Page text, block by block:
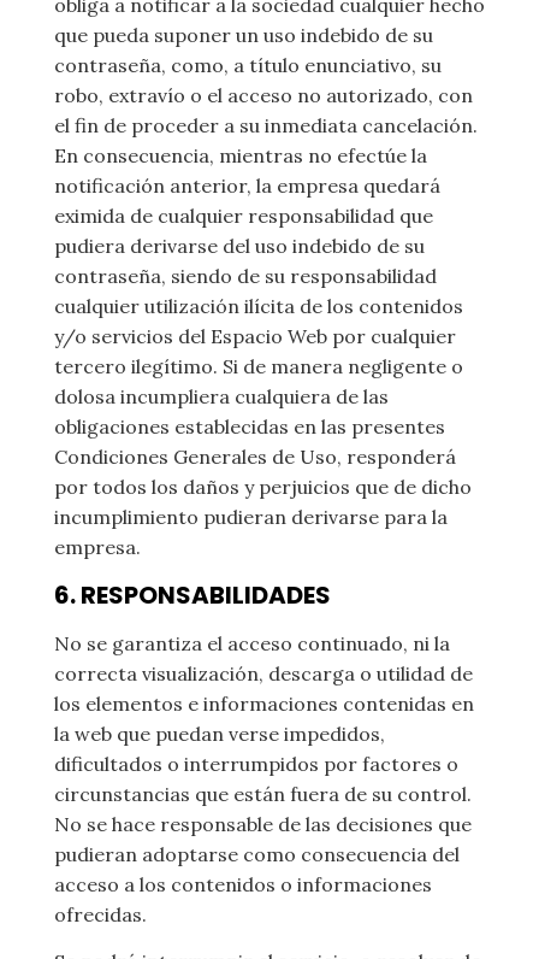
obliga a notificar a la sociedad cualquier hecho
que pueda suponer un uso indebido de su
contraseña, como, a título enunciativo, su
robo, extravío o el acceso no autorizado, con
el fin de proceder a su inmediata cancelación.
En consecuencia, mientras no efectúe la
notificación anterior, la empresa quedará
eximida de cualquier responsabilidad que
pudiera derivarse del uso indebido de su
contraseña, siendo de su responsabilidad
cualquier utilización ilícita de los contenidos
y/o servicios del Espacio Web por cualquier
tercero ilegítimo. Si de manera negligente o
dolosa incumpliera cualquiera de las
obligaciones establecidas en las presentes
Condiciones Generales de Uso, responderá
por todos los daños y perjuicios que de dicho
incumplimiento pudieran derivarse para la
empresa.
6. RESPONSABILIDADES
No se garantiza el acceso continuado, ni la
correcta visualización, descarga o utilidad de
los elementos e informaciones contenidas en
la web que puedan verse impedidos,
dificultados o interrumpidos por factores o
circunstancias que están fuera de su control.
No se hace responsable de las decisiones que
pudieran adoptarse como consecuencia del
acceso a los contenidos o informaciones
ofrecidas.